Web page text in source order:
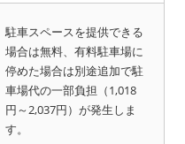
駐車スペースを提供できる
場合は無料、有料駐車場に
停めた場合は別途追加で駐
車場代の一部負担（1,018
円～2,037円）が発生しま
す。